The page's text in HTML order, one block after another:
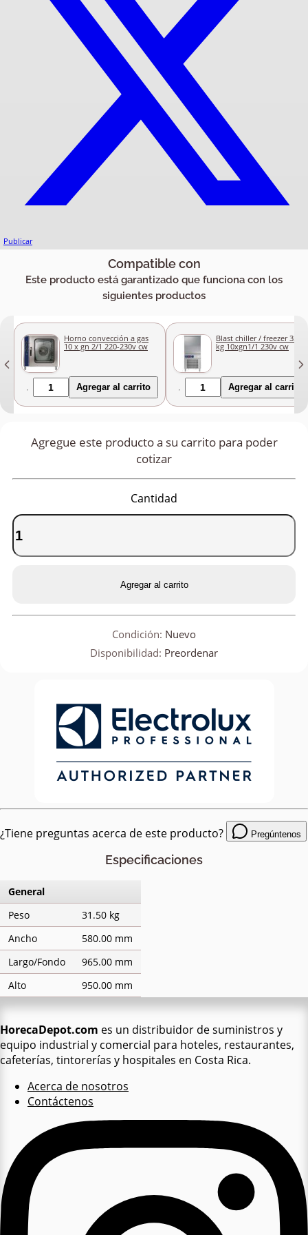
Publicar
Compatible con
Este producto está garantizado que funciona con los
siguientes productos
Horno convección a gas
10 x gn 2/1 220-230v cw
Agregar al carrito
Blast chiller / freezer 32/28
kg 10xgn1/1 230v cw
Agregar al carrito
Agregue este producto a su carrito para poder
cotizar
Cantidad
Agregar al carrito
Condición: Nuevo
Disponibilidad: Preordenar
¿Tiene preguntas acerca de este producto? Pregúntenos
Especificaciones
General
Peso
31.50 kg
Ancho
580.00 mm
Largo/Fondo
965.00 mm
Alto
950.00 mm
HorecaDepot.com es un distribuidor de suministros y
equipo industrial y comercial para hoteles, restaurantes,
cafeterías, tintorerías y hospitales en Costa Rica.
Acerca de nosotros
Contáctenos